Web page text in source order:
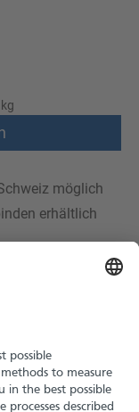
möglich
erhältlich